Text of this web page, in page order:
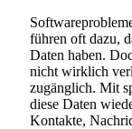
führen oft dazu,
Daten haben.
nicht wirklich
zugänglich. Mit
diese Daten
Kontakte,